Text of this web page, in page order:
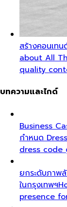
สร้างคอนเท
about All
quality
บทความและไกด์
Business
กำหนด
dress code
ยกระดับภาพ
ในกรุงเทพฯ
presence